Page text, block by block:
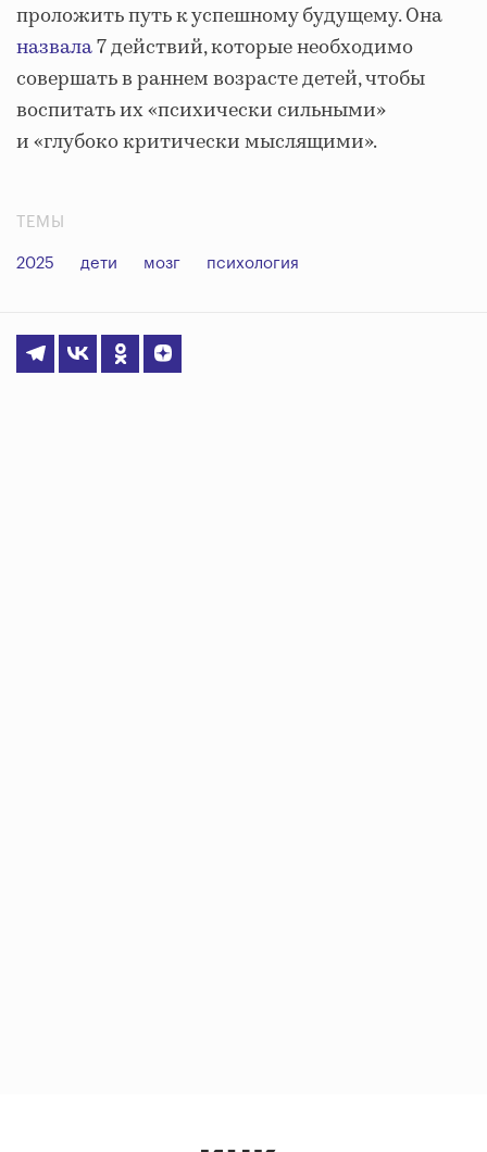
проложить путь к успешному будущему. Она
назвала7 действий, которые необходимо
совершать в раннем возрасте детей, чтобы
воспитать их «психически сильными»
и «глубоко критически мыслящими».
ТЕМЫ
2025 дети мозг психология